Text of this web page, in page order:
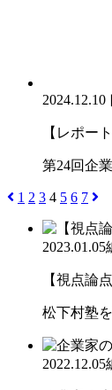
2024.12.10
【レポート
第24回企
1 2 3 4 5 6 7
2023.01.05
【視点論点
松下村塾
2022.12.05